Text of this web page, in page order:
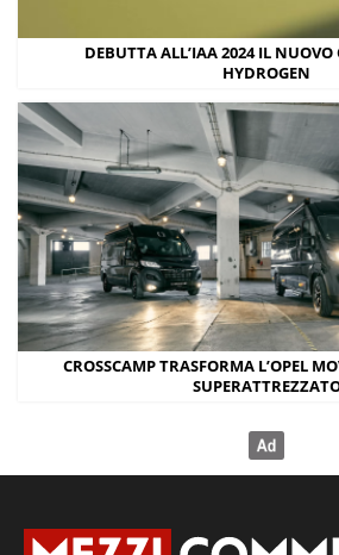
DEBUTTA ALL’IAA 2024 IL
HYDROGEN
CROSSCAMP TRASFORMA L’OPEL